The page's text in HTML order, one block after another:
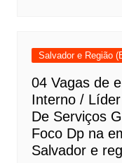
Salvador e Região
04 Vagas de
Interno /
De Serviços
Foco Dp na
Salvador e